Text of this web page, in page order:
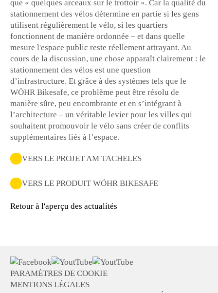
que « quelques arceaux sur le trottoir ». Car la qualité du
stationnement des vélos détermine en partie si les gens
utilisent régulièrement le vélo, si les quartiers
fonctionnent de manière ordonnée – et dans quelle
mesure l'espace public reste réellement attrayant. Au
cours de la discussion, une chose apparaît clairement : le
stationnement des vélos est une question
d’infrastructure. Et grâce à des systèmes tels que le
WÖHR Bikesafe, ce problème peut être résolu de
manière sûre, peu encombrante et en s’intégrant à
l’architecture – un véritable levier pour les villes qui
souhaitent promouvoir le vélo sans créer de conflits
supplémentaires liés à l’espace.
VERS LE PROJET AM TACHELES
VERS LE PRODUIT WÖHR BIKESAFE
Retour à l'aperçu des actualités
PARAMÈTRES DE COOKIE
MENTIONS LÉGALES